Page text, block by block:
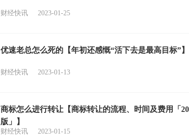
财经快讯 2023-01-25
优速老总怎么死的【年初还感慨“活下去是最高目标”】
财经快讯 2023-01-13
商标怎么进行转让【商标转让的流程、时间及费用「
版」】
财经快讯 2023-01-15